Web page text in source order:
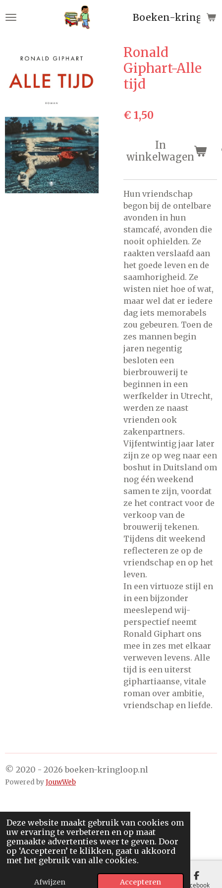
Deze website maakt gebruik van cookies om
uw ervaring te verbeteren en op maat
gemaakte advertenties weer te geven. Door
op ‘Accepteren’ te klikken, gaat u akkoord
met het gebruik van alle cookies.
Afwijzen Accepteren
direct
hoofdinhoud
Boeken-
Ronald
Giphart-Alle
tijd
€ 1,50
In
winkelwagen
Hun vriendschap
begon bij de ontelbare
avonden in hun
stamcafé, avonden die
nooit ophielden. Ze
raakten verslaafd aan
het goede leven en de
saamhorigheid. Ze
wisten niet hoe of wat,
maar wel dat er iedere
dag iets memorabels
zou gebeuren. Toen de
zes mannen begin
jaren negentig
besloten een
bierbrouwerij te
beginnen in een
werfkelder in Utrecht,
werden ze naast
vrienden ook
zakenpartners.
Vijfentwintig jaar later
zijn ze op weg naar een
boshut in Duitsland om
nog één weekend
samen te zijn, voordat
ze het contract voor de
verkoop van de
brouwerij tekenen.
Tijdens dit weekend
reflecteren ze op de
vriendschap en op het
leven.
In een virtuoze stijl en
in een bijzonder
meeslepend wij-
perspectief neemt
Ronald Giphart ons
mee in zes met elkaar
verweven levens. Alle
tijd is een uiterst
giphartiaanse, vitale
roman over ambitie,
vriendschap en liefde.
© 2020 - 2026 boeken-kringloop.nl
Powered byJouwWeb
E-mailadres Kaart Facebook